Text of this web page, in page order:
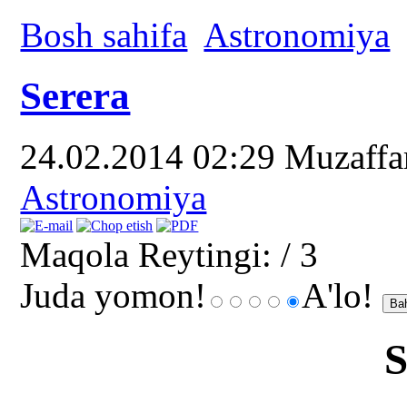
Bosh sahifa Astronomiya
Serera
24.02.2014 02:29
Astronomiya
Maqola Reytingi: / 3
Juda yomon!
A'lo!